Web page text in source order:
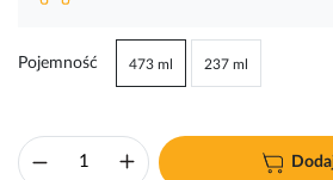
Pojemność 237 ml
473 ml